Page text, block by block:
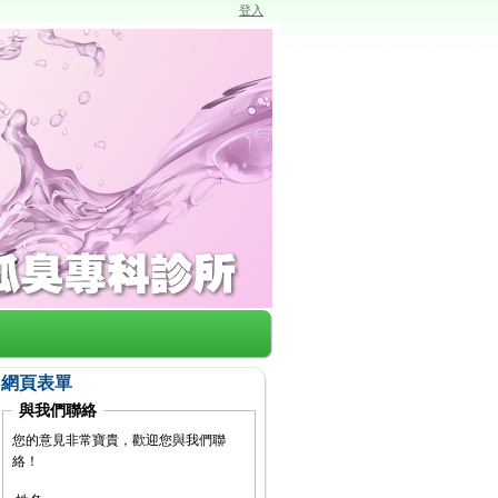
登入
網頁表單
與我們聯絡
您的意見非常寶貴，歡迎您與我們聯
絡！